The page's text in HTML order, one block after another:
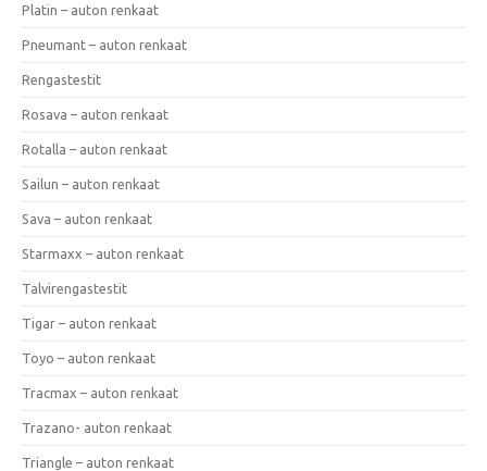
Platin – auton renkaat
Pneumant – auton renkaat
Rengastestit
Rosava – auton renkaat
Rotalla – auton renkaat
Sailun – auton renkaat
Sava – auton renkaat
Starmaxx – auton renkaat
Talvirengastestit
Tigar – auton renkaat
Toyo – auton renkaat
Tracmax – auton renkaat
Trazano- auton renkaat
Triangle – auton renkaat